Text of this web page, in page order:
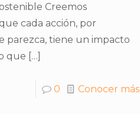
Creemos
cada acción, por
parezca, tiene un impacto
que […]
0 Conocer más